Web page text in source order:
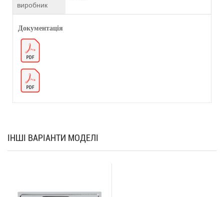
виробник
Документація
ІНШІ ВАРІАНТИ МОДЕЛІ